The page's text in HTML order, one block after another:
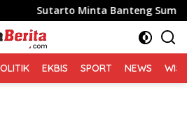
Minta Banteng Sumut Merah FC
EKBIS SPORT NEWS